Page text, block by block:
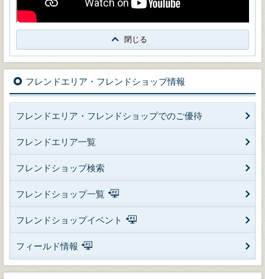
閉じる
フレンドエリア・フレンドショップ情報
フレンドエリア・フレンドショップでのご優待
フレンドエリア一覧
フレンドショップ検索
フレンドショップ一覧
フレンドショップイベント
フィールド情報